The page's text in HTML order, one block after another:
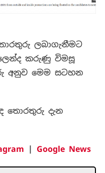
ලබාගැනීමට
කරුණු විමසූ
අනුව මෙම සටහන
තොරතුරු දැන
| Google News